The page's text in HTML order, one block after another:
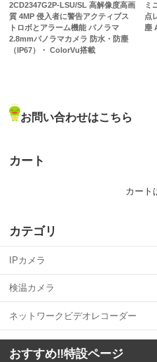
2CD2347G2P-LSU/SL 高解像度高画
質 4MP 侵入者に警告アクティブス
トロボとアラーム機能 パノラマ
2.8mmパノラマカメラ 防水・防塵
（IP67）・ ColorVu搭載
ミ
点
塵
お問い合わせはこちら
カート
カート
カテゴリ
IPカメラ
検温カメラ
ネットワークビデオレコーダー
おすすめ‼️特設ページ